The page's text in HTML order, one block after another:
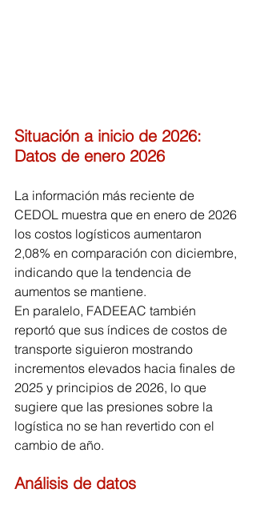
Situación a inicio de 2026:
Datos de enero 2026
La información más reciente de
CEDOL muestra que en enero de 2026
los costos logísticos aumentaron
2,08% en comparación con diciembre,
indicando que la tendencia de
aumentos se mantiene.
En paralelo, FADEEAC también
reportó que sus índices de costos de
transporte siguieron mostrando
incrementos elevados hacia finales de
2025 y principios de 2026, lo que
sugiere que las presiones sobre la
logística no se han revertido con el
cambio de año.
Análisis de datos